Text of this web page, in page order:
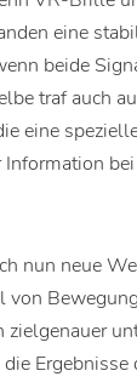
eine
beide
traf auch
eine
nun neue
von
Ergebnisse